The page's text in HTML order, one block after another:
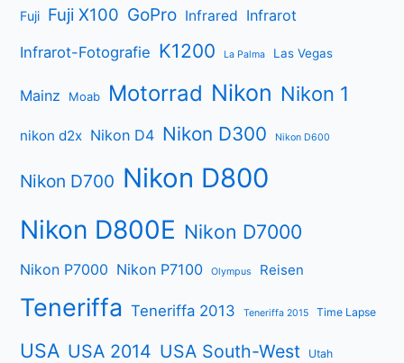
Fuji Fuji X100 GoPro Infrared Infrarot
Infrarot-Fotografie K1200 La Palma Las Vegas
Mainz Moab Motorrad Nikon Nikon 1
nikon d2x Nikon D4 Nikon D300 Nikon D600
Nikon D700 Nikon D800
Nikon D800E Nikon D7000
Nikon P7000 Nikon P7100 Olympus Reisen
Teneriffa Teneriffa 2013 Teneriffa 2015 Time Lapse
USA USA 2014 USA South-West Utah